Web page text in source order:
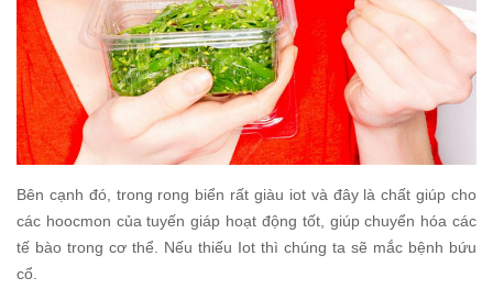
Bên cạnh đó, trong rong biển rất giàu iot và đây là chất giúp cho
các hoocmon của tuyến giáp hoạt động tốt, giúp chuyển hóa các
tế bào trong cơ thể. Nếu thiếu Iot thì chúng ta sẽ mắc bệnh bứu
cổ.